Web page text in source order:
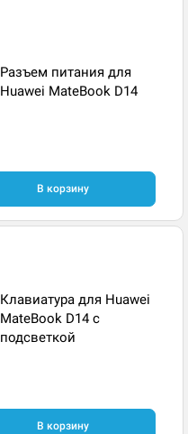
Разъем питания для
Huawei MateBook D14
В корзину
Клавиатура для Huawei
MateBook D14 с
подсветкой ​
В корзину